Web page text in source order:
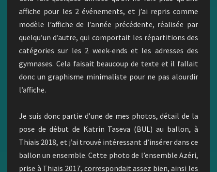
affiche pour les 2 événements, et j’ai repris comme
modèle l’affiche de l’année précédente, réalisée par
quelqu’un d’autre, qui comportait les répartitions des
catégories sur les 2 week-ends et les adresses des
gymnases. Cela faisait beaucoup de texte et il fallait
donc un graphisme minimaliste pour ne pas alourdir
l’affiche.
Je suis donc partie d’une de mes photos, détail de la
pose de début de Katrin Taseva (BUL) au ballon, à
Thiais 2018, et j’ai trouvé intéressant d’insérer dans ce
ballon un ensemble. Cette photo de l’ensemble Azéri,
prise à Thiais 2017, correspondait assez bien, ainsi les